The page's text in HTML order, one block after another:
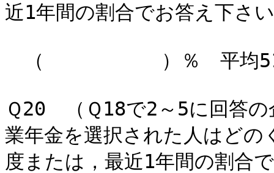
近1年間の割合でお答え下さ
（ ）％ 平均
Ｑ20 （Ｑ18で2～5に回答の
業年金を選択された人はどの
度または，最近1年間の割合